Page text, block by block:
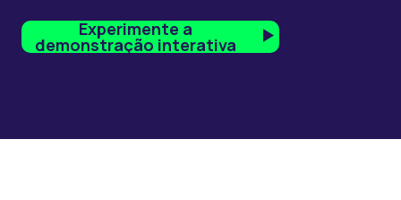
Experimente a
demonstração interativa